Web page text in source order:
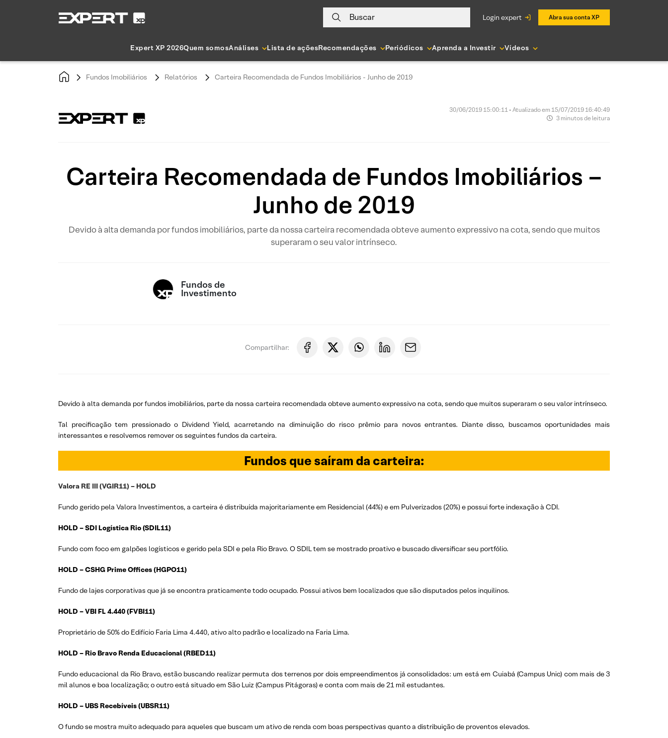
Buscar login expert Abra sua conta XP
Expert XP 2026Quem somosAnálises Lista de açõesRecomendações Periódicos Aprenda a Investir Vídeos
Fundos Imobiliários Relatórios Carteira Recomendada de Fundos Imobiliários - Junho de 2019
30/06/2019 15:00:11 • Atualizado em 15/07/2019 16:40:49
3 minutos de leitura
Carteira Recomendada de Fundos Imobiliários –
Junho de 2019
Devido à alta demanda por fundos imobiliários, parte da nossa carteira recomendada obteve aumento expressivo na cota, sendo que muitos
superaram o seu valor intrínseco.
Fundos de
Investimento
Compartilhar:
Devido à alta demanda por fundos imobiliários, parte da nossa carteira recomendada obteve aumento expressivo na cota, sendo que muitos superaram o seu valor intrínseco.
Tal precificação tem pressionado o Dividend Yield, acarretando na diminuição do risco prêmio para novos entrantes. Diante disso, buscamos oportunidades mais
interessantes e resolvemos remover os seguintes fundos da carteira.
Fundos que saíram da carteira:
Valora RE III (VGIR11) – HOLD
Fundo gerido pela Valora Investimentos, a carteira é distribuída majoritariamente em Residencial (44%) e em Pulverizados (20%) e possui forte indexação à CDI.
HOLD – SDI Logística Rio (SDIL11)
Fundo com foco em galpões logísticos e gerido pela SDI e pela Rio Bravo. O SDIL tem se mostrado proativo e buscado diversificar seu portfólio.
HOLD – CSHG Prime Offices (HGPO11)
Fundo de lajes corporativas que já se encontra praticamente todo ocupado. Possui ativos bem localizados que são disputados pelos inquilinos.
HOLD – VBI FL 4.440 (FVBI11)
Proprietário de 50% do Edifício Faria Lima 4.440, ativo alto padrão e localizado na Faria Lima.
HOLD – Rio Bravo Renda Educacional (RBED11)
Fundo educacional da Rio Bravo, estão buscando realizar permuta dos terrenos por dois empreendimentos já consolidados: um está em Cuiabá (Campus Unic) com mais de 3
mil alunos e boa localização; o outro está situado em São Luiz (Campus Pitágoras) e conta com mais de 21 mil estudantes.
HOLD – UBS Recebíveis (UBSR11)
O fundo se mostra muito adequado para aqueles que buscam um ativo de renda com boas perspectivas quanto a distribuição de proventos elevados.